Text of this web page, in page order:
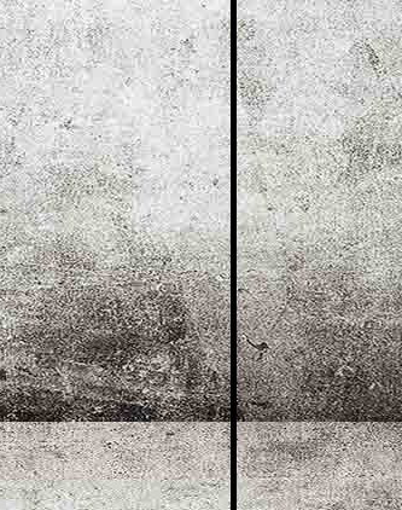
kartenzahlung_kartbahn_br
ookmerland_ec-karte